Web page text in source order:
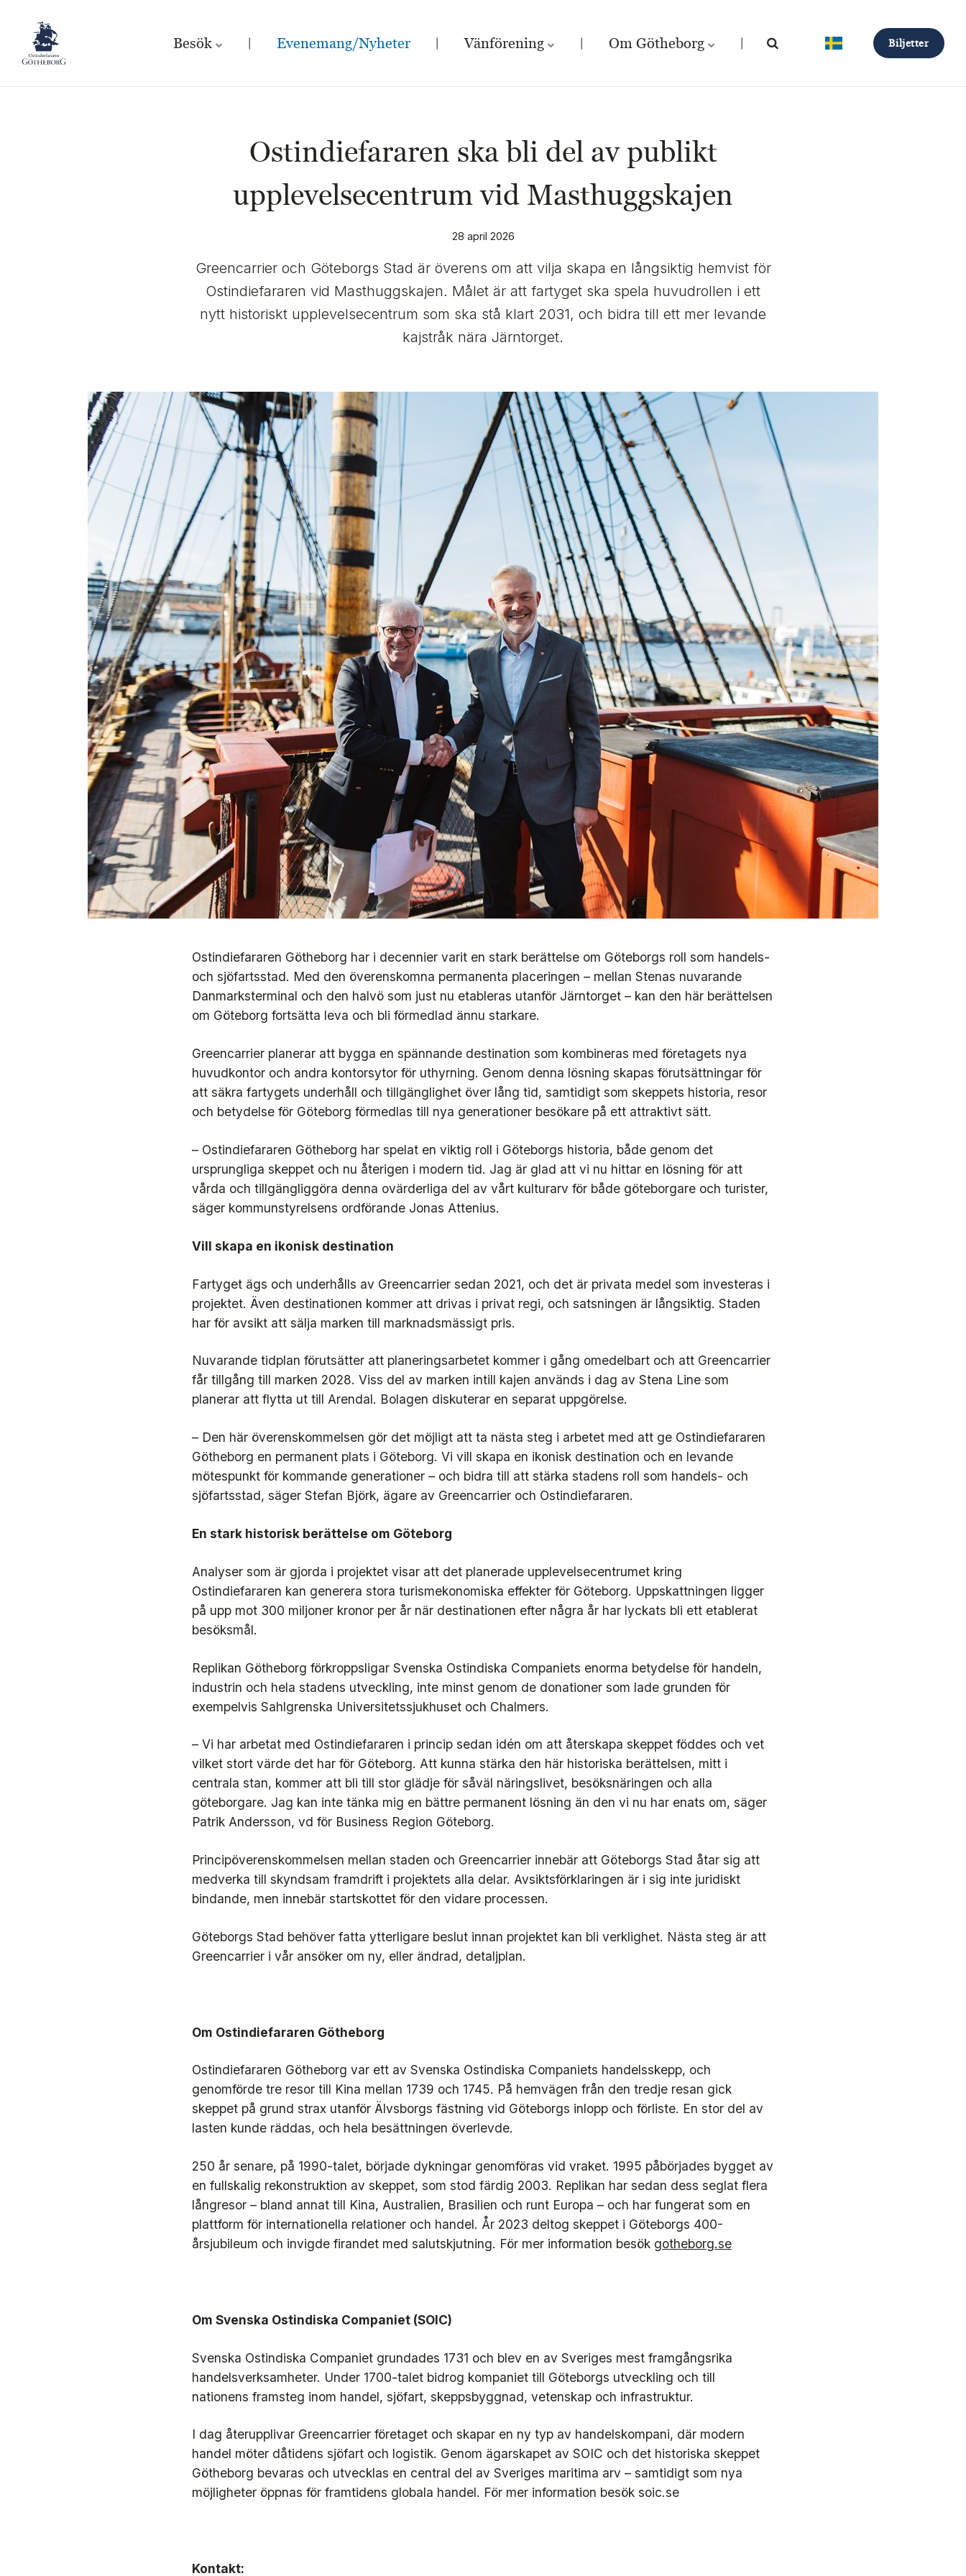
Besök Evenemang/Nyheter Vänförening Om Götheborg Biljetter
Ostindiefararen ska bli del av publikt
upplevelsecentrum vid Masthuggskajen
28 april 2026
Greencarrier och Göteborgs Stad är överens om att vilja skapa en långsiktig hemvist för
Ostindiefararen vid Masthuggskajen. Målet är att fartyget ska spela huvudrollen i ett
nytt historiskt upplevelsecentrum som ska stå klart 2031, och bidra till ett mer levande
kajstråk nära Järntorget.
Ostindiefararen Götheborg har i decennier varit en stark berättelse om Göteborgs roll som handels-
och sjöfartsstad. Med den överenskomna permanenta placeringen – mellan Stenas nuvarande
Danmarksterminal och den halvö som just nu etableras utanför Järntorget – kan den här berättelsen
om Göteborg fortsätta leva och bli förmedlad ännu starkare.
Greencarrier planerar att bygga en spännande destination som kombineras med företagets nya
huvudkontor och andra kontorsytor för uthyrning. Genom denna lösning skapas förutsättningar för
att säkra fartygets underhåll och tillgänglighet över lång tid, samtidigt som skeppets historia, resor
och betydelse för Göteborg förmedlas till nya generationer besökare på ett attraktivt sätt.
– Ostindiefararen Götheborg har spelat en viktig roll i Göteborgs historia, både genom det
ursprungliga skeppet och nu återigen i modern tid. Jag är glad att vi nu hittar en lösning för att
vårda och tillgängliggöra denna ovärderliga del av vårt kulturarv för både göteborgare och turister,
säger kommunstyrelsens ordförande Jonas Attenius.
Vill skapa en ikonisk destination
Fartyget ägs och underhålls av Greencarrier sedan 2021, och det är privata medel som investeras i
projektet. Även destinationen kommer att drivas i privat regi, och satsningen är långsiktig. Staden
har för avsikt att sälja marken till marknadsmässigt pris.
Nuvarande tidplan förutsätter att planeringsarbetet kommer i gång omedelbart och att Greencarrier
får tillgång till marken 2028. Viss del av marken intill kajen används i dag av Stena Line som
planerar att flytta ut till Arendal. Bolagen diskuterar en separat uppgörelse.
– Den här överenskommelsen gör det möjligt att ta nästa steg i arbetet med att ge Ostindiefararen
Götheborg en permanent plats i Göteborg. Vi vill skapa en ikonisk destination och en levande
mötespunkt för kommande generationer – och bidra till att stärka stadens roll som handels- och
sjöfartsstad, säger Stefan Björk, ägare av Greencarrier och Ostindiefararen.
En stark historisk berättelse om Göteborg
Analyser som är gjorda i projektet visar att det planerade upplevelsecentrumet kring
Ostindiefararen kan generera stora turismekonomiska effekter för Göteborg. Uppskattningen ligger
på upp mot 300 miljoner kronor per år när destinationen efter några år har lyckats bli ett etablerat
besöksmål.
Replikan Götheborg förkroppsligar Svenska Ostindiska Companiets enorma betydelse för handeln,
industrin och hela stadens utveckling, inte minst genom de donationer som lade grunden för
exempelvis Sahlgrenska Universitetssjukhuset och Chalmers.
– Vi har arbetat med Ostindiefararen i princip sedan idén om att återskapa skeppet föddes och vet
vilket stort värde det har för Göteborg. Att kunna stärka den här historiska berättelsen, mitt i
centrala stan, kommer att bli till stor glädje för såväl näringslivet, besöksnäringen och alla
göteborgare. Jag kan inte tänka mig en bättre permanent lösning än den vi nu har enats om, säger
Patrik Andersson, vd för Business Region Göteborg.
Principöverenskommelsen mellan staden och Greencarrier innebär att Göteborgs Stad åtar sig att
medverka till skyndsam framdrift i projektets alla delar. Avsiktsförklaringen är i sig inte juridiskt
bindande, men innebär startskottet för den vidare processen.
Göteborgs Stad behöver fatta ytterligare beslut innan projektet kan bli verklighet. Nästa steg är att
Greencarrier i vår ansöker om ny, eller ändrad, detaljplan.
Om Ostindiefararen Götheborg
Ostindiefararen Götheborg var ett av Svenska Ostindiska Companiets handelsskepp, och
genomförde tre resor till Kina mellan 1739 och 1745. På hemvägen från den tredje resan gick
skeppet på grund strax utanför Älvsborgs fästning vid Göteborgs inlopp och förliste. En stor del av
lasten kunde räddas, och hela besättningen överlevde.
250 år senare, på 1990-talet, började dykningar genomföras vid vraket. 1995 påbörjades bygget av
en fullskalig rekonstruktion av skeppet, som stod färdig 2003. Replikan har sedan dess seglat flera
långresor – bland annat till Kina, Australien, Brasilien och runt Europa – och har fungerat som en
plattform för internationella relationer och handel. År 2023 deltog skeppet i Göteborgs 400-
årsjubileum och invigde firandet med salutskjutning. För mer information besök gotheborg.se
Om Svenska Ostindiska Companiet (SOIC)
Svenska Ostindiska Companiet grundades 1731 och blev en av Sveriges mest framgångsrika
handelsverksamheter. Under 1700-talet bidrog kompaniet till Göteborgs utveckling och till
nationens framsteg inom handel, sjöfart, skeppsbyggnad, vetenskap och infrastruktur.
I dag återupplivar Greencarrier företaget och skapar en ny typ av handelskompani, där modern
handel möter dåtidens sjöfart och logistik. Genom ägarskapet av SOIC och det historiska skeppet
Götheborg bevaras och utvecklas en central del av Sveriges maritima arv – samtidigt som nya
möjligheter öppnas för framtidens globala handel. För mer information besök soic.se
Kontakt: